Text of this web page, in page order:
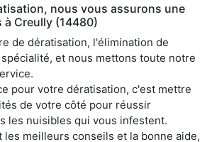
nous vous assurons une
Creully (14480)
de dératisation, l'élimination de
et nous mettons toute notre
pour votre dératisation, c'est mettre
de votre côté pour réussir
les nuisibles qui vous infestent.
meilleurs conseils et la bonne aide,